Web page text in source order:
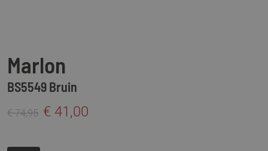
Marlon
BS5549 Bruin
€ 74,95 € 41,00